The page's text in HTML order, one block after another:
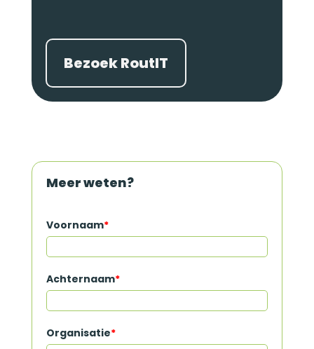
Bezoek RoutIT
Meer weten?
Voornaam*
Achternaam*
Organisatie*